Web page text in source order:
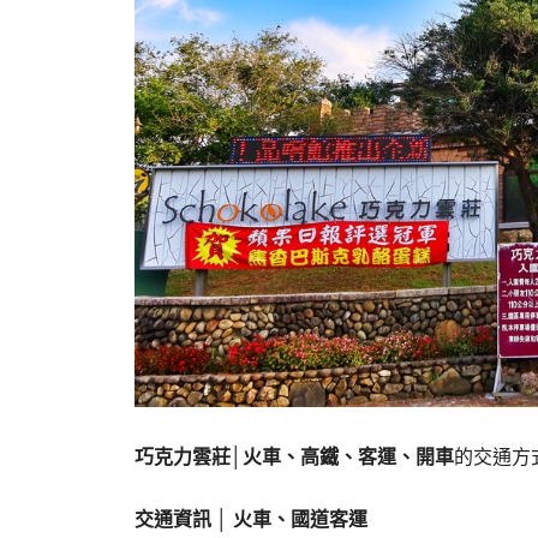
巧克力雲莊 火車、高鐵、客運、開車的交通方
交通資訊 │ 火車、國道客運